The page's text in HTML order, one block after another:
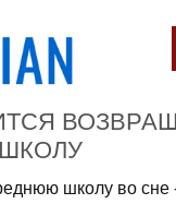
школу во сне